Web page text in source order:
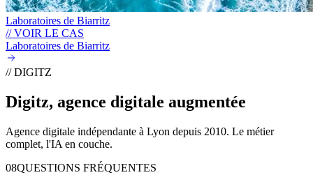
Laboratoires de Biarritz
// VOIR LE CAS
Laboratoires de Biarritz
// DIGITZ
Digitz, agence digitale augmentée
Agence digitale indépendante à Lyon depuis 2010. Le métier
complet, l'IA en couche.
08QUESTIONS FRÉQUENTES